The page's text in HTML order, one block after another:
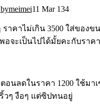
meimei11 Mar 134
าคาไม่เกิน 3500 ใส่ของข
จะเป็นไปได้มั้ยคะกับราค
นลดในราคา 1200 ใช้มา
วๆ งือๆ แต่ซิปทนอยู่